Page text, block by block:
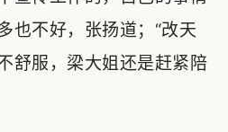
也不好，张扬道；“改天
舒服，梁大姐还是赶紧陪